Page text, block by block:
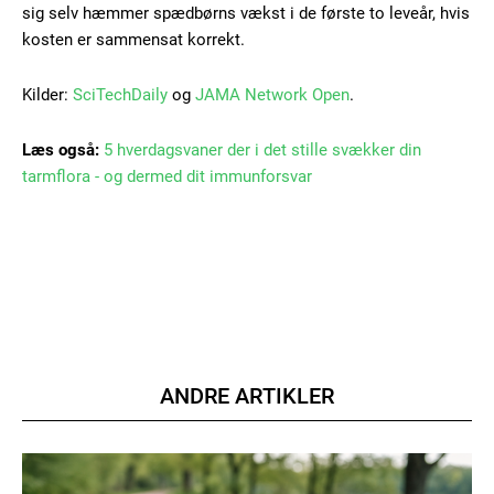
/ forever
Etiam est nibh, lobortis sit
Ut mollis pellentesque tortor
Nullam eu erat condimentum
Member full access
sig selv hæmmer spædbørns vækst i de første to leveår, hvis
kosten er sammensat korrekt.
Kilder: SciTechDaily og JAMA Network Open.
Læs også: 5 hverdagsvaner der i det stille svækker din
tarmflora - og dermed dit immunforsvar
ANDRE ARTIKLER